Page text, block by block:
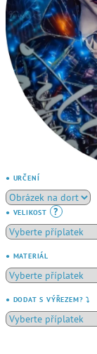
● URČENÍ
● VELIKOST ?
● MATERIÁL
● DODAT S VÝŘEZEM? ⤵️